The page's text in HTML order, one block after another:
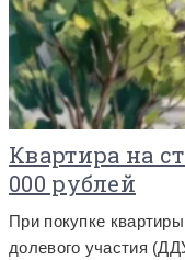
Квартира на
000 рублей
При покупке
долевого участия